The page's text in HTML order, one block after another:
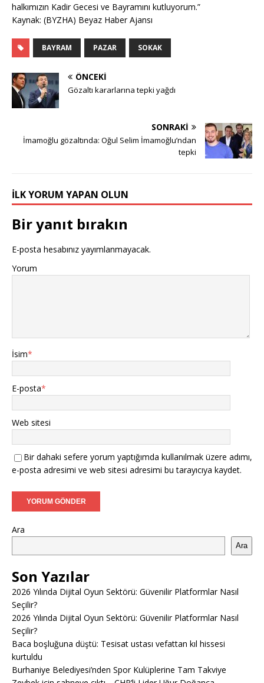
halkımızın Kadir Gecesi ve Bayramını kutluyorum.”
Kaynak: (BYZHA) Beyaz Haber Ajansı
BAYRAM PAZAR SOKAK
ÖNCEKI
Gözaltı kararlarına tepki yağdı
SONRAKI
İmamoğlu gözaltında: Oğul Selim İmamoğlu’ndan
tepki
İLK YORUM YAPAN OLUN
Bir yanıt bırakın
E-posta hesabınız yayımlanmayacak.
Yorum
İsim*
E-posta*
Web sitesi
Bir dahaki sefere yorum yaptığımda kullanılmak üzere adımı,
e-posta adresimi ve web sitesi adresimi bu tarayıcıya kaydet.
Ara
Ara
Son Yazılar
2026 Yılında Dijital Oyun Sektörü: Güvenilir Platformlar Nasıl
Seçilir?
2026 Yılında Dijital Oyun Sektörü: Güvenilir Platformlar Nasıl
Seçilir?
Baca boşluğuna düştü: Tesisat ustası vefattan kıl hissesi
kurtuldu
Burhaniye Belediyesi’nden Spor Kulüplerine Tam Takviye